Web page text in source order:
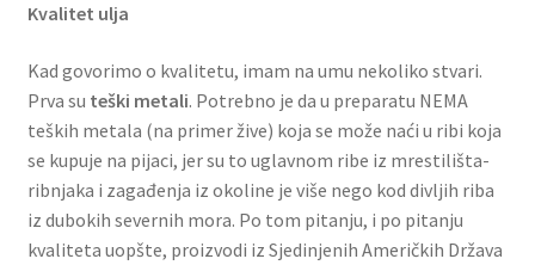
Kvalitet ulja
Kad govorimo o kvalitetu, imam na umu nekoliko stvari.
Prva su teški metali. Potrebno je da u preparatu NEMA
teških metala (na primer žive) koja se može naći u ribi koja
se kupuje na pijaci, jer su to uglavnom ribe iz mrestilišta-
ribnjaka i zagađenja iz okoline je više nego kod divljih riba
iz dubokih severnih mora. Po tom pitanju, i po pitanju
kvaliteta uopšte, proizvodi iz Sjedinjenih Američkih Država